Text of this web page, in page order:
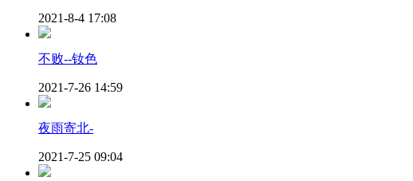
2021-8-4 17:08
不败--钕色
2021-7-26 14:59
夜雨寄北-
2021-7-25 09:04